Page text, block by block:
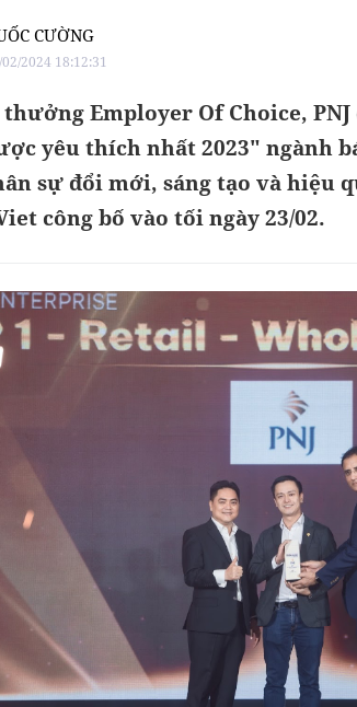
CƯỜNG
2024 18:12:31
Employer Of Choice,
yêu thích nhất 2023" ngành
sự đổi mới, sáng tạo và hiệu
công bố vào tối ngày 23/02.